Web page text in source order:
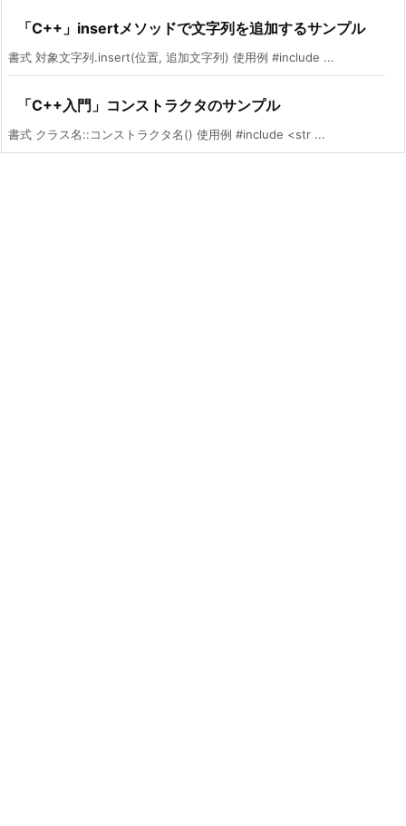
「C++」insertメソッドで文字列を追加するサンプル
書式 対象文字列.insert(位置, 追加文字列) 使用例 #include ...
「C++入門」コンストラクタのサンプル
書式 クラス名::コンストラクタ名() 使用例 #include <str ...